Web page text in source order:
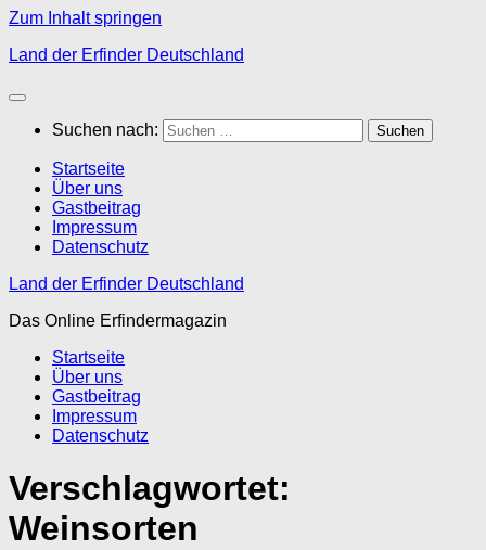
Zum Inhalt springen
Land der Erfinder Deutschland
Suchen nach:
Startseite
Über uns
Gastbeitrag
Impressum
Datenschutz
Land der Erfinder Deutschland
Das Online Erfindermagazin
Startseite
Über uns
Gastbeitrag
Impressum
Datenschutz
Verschlagwortet:
Weinsorten